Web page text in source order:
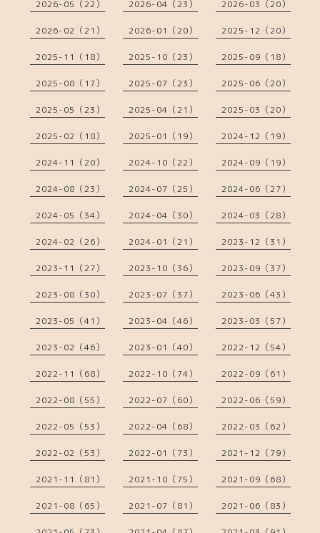
2026-05（22） 2026-04（23） 2026-03（20）
2026-02（21） 2026-01（20） 2025-12（20）
2025-11（18） 2025-10（23） 2025-09（18）
2025-08（17） 2025-07（23） 2025-06（20）
2025-05（23） 2025-04（21） 2025-03（20）
2025-02（18） 2025-01（19） 2024-12（19）
2024-11（20） 2024-10（22） 2024-09（19）
2024-08（23） 2024-07（25） 2024-06（27）
2024-05（34） 2024-04（30） 2024-03（28）
2024-02（26） 2024-01（21） 2023-12（31）
2023-11（27） 2023-10（36） 2023-09（37）
2023-08（30） 2023-07（37） 2023-06（43）
2023-05（41） 2023-04（46） 2023-03（57）
2023-02（46） 2023-01（40） 2022-12（54）
2022-11（68） 2022-10（74） 2022-09（61）
2022-08（55） 2022-07（60） 2022-06（59）
2022-05（53） 2022-04（68） 2022-03（62）
2022-02（53） 2022-01（73） 2021-12（79）
2021-11（81） 2021-10（75） 2021-09（68）
2021-08（65） 2021-07（81） 2021-06（83）